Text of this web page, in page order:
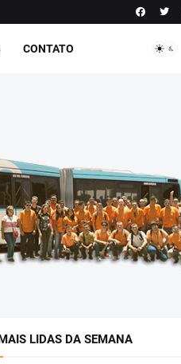
CONTATO
LIDAS DA SEMANA